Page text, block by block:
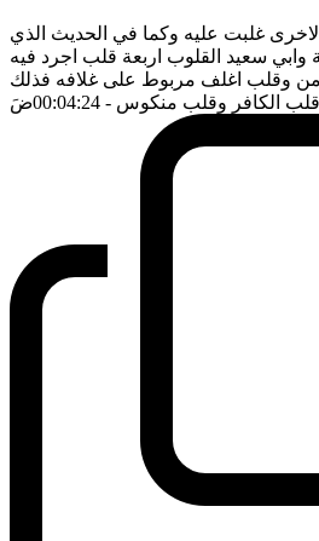
غلبت عليه وكما في الحديث الذي
سعيد القلوب اربعة قلب اجرد فيه
وقلب اغلف مربوط على غلافه فذلك
قلب الكافر وقلب منكوس - 00:04:24 ضَ